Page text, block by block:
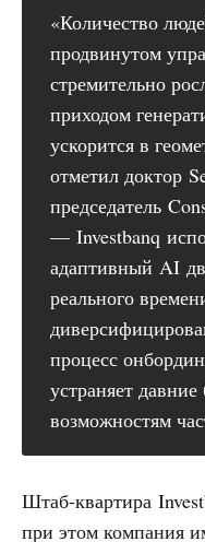
«Количество
продвинутом
стремительно
приходом
ускорится в
отметил доктор
председатель
— Investbanq
адаптивный AI
реального
процесс
устраняет
возможностям
Штаб-квартира
при этом компания